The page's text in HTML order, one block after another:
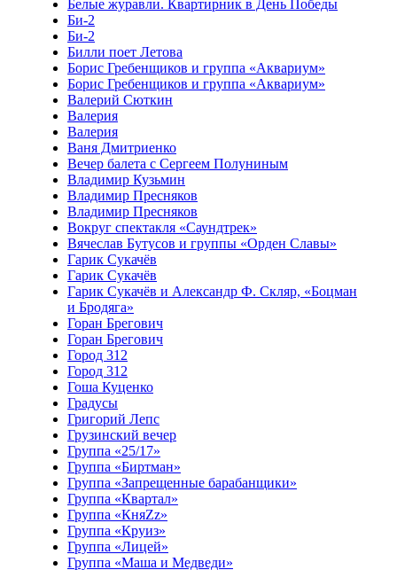
Белые журавли. Квартирник в День Победы
Би-2
Би-2
Билли поет Летова
Борис Гребенщиков и группа «Аквариум»
Борис Гребенщиков и группа «Аквариум»
Валерий Сюткин
Валерия
Валерия
Ваня Дмитриенко
Вечер балета с Сергеем Полуниным
Владимир Кузьмин
Владимир Пресняков
Владимир Пресняков
Вокруг спектакля «Саундтрек»
Вячеслав Бутусов и группы «Орден Славы»
Гарик Сукачёв
Гарик Сукачёв
Гарик Сукачёв и Александр Ф. Скляр, «Боцман
и Бродяга»
Горан Брегович
Горан Брегович
Город 312
Город 312
Гоша Куценко
Градусы
Григорий Лепс
Грузинский вечер
Группа «25/17»
Группа «Биртман»
Группа «Запрещенные барабанщики»
Группа «Квартал»
Группа «КняZz»
Группа «Круиз»
Группа «Лицей»
Группа «Маша и Медведи»